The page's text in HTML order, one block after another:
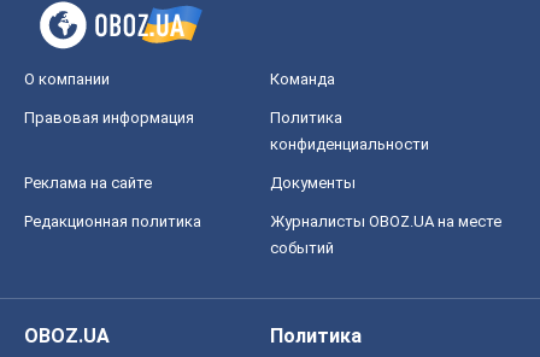
О компании Команда
Правовая информация
Политика
конфиденциальности
Реклама на сайте Документы
Редакционная политика
Журналисты OBOZ.UA на месте
событий
OBOZ.UA
Политика